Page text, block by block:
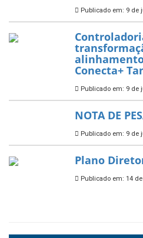
Publicado em: 9 de
Conecta+
Publicado em: 9 de
NOTA DE
Publicado em: 9 de
Plano
Publicado em: 14